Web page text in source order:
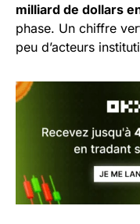
milliard de dollars
phase. Un chiffre
peu d’acteurs